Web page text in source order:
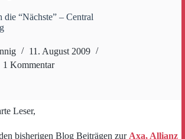
die “Nächste” – Central
11. August 2009
1 Kommentar
Leser,
bisherigen Blog Beiträgen zur Axa, Allianz